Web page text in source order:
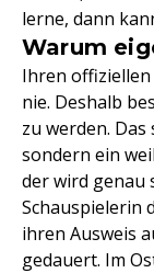
lerne, dann
Warum
Ihren offiziellen
nie. Deshalb
zu werden.
sondern ein
der wird genau
Schauspielerin
ihren Ausweis
gedauert. Im